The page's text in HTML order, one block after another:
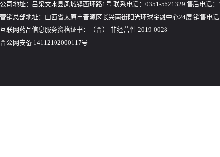
公司地址：吕梁文水县凤城镇西环路1号 联系电话：0351-5621329 售后电话：
营销总部地址：山西省太原市晋源区长兴南街阳光环球金融中心24层 销售电
互联网药品信息服务资格证书：（晋）-非经营性-2019-0028
晋公网安备 14112102000117号